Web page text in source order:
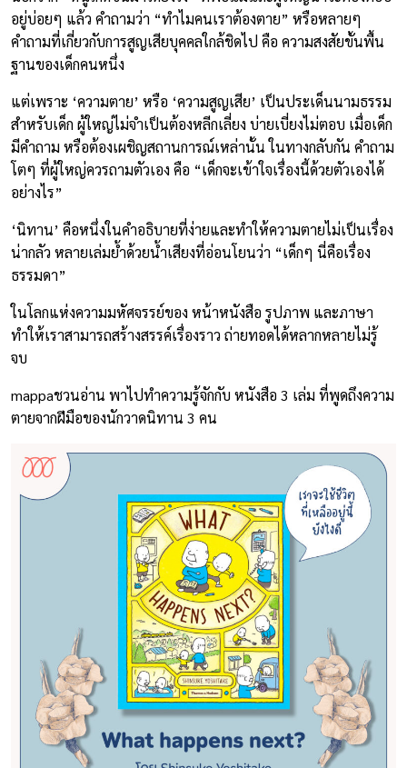
อยู่บ่อยๆ แล้ว คำถามว่า “ทำไมคนเราต้องตาย” หรือหลายๆ
คำถามที่เกี่ยวกับการสูญเสียบุคคลใกล้ชิดไป คือ ความสงสัยขั้นพื้น
ฐานของเด็กคนหนึ่ง
แต่เพราะ ‘ความตาย’ หรือ ‘ความสูญเสีย’ เป็นประเด็นนามธรรม
สำหรับเด็ก ผู้ใหญ่ไม่จำเป็นต้องหลีกเลี่ยง บ่ายเบี่ยงไม่ตอบ เมื่อเด็ก
มีคำถาม หรือต้องเผชิญสถานการณ์เหล่านั้น ในทางกลับกัน คำถาม
โตๆ ที่ผู้ใหญ่ควรถามตัวเอง คือ “เด็กจะเข้าใจเรื่องนี้ด้วยตัวเองได้
อย่างไร”
‘นิทาน’ คือหนึ่งในคำอธิบายที่ง่ายและทำให้ความตายไม่เป็นเรื่อง
น่ากลัว หลายเล่มย้ำด้วยน้ำเสียงที่อ่อนโยนว่า “เด็กๆ นี่คือเรื่อง
ธรรมดา”
ในโลกแห่งความมหัศจรรย์ของ หน้าหนังสือ รูปภาพ และภาษา
ทำให้เราสามารถสร้างสรรค์เรื่องราว ถ่ายทอดได้หลากหลายไม่รู้
จบ
mappaชวนอ่าน พาไปทำความรู้จักกับ หนังสือ 3 เล่ม ที่พูดถึงความ
ตายจากฝีมือของนักวาดนิทาน 3 คน